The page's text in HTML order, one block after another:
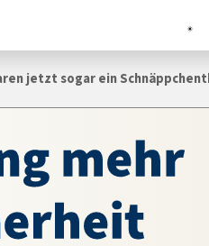
jetzt sogar ein